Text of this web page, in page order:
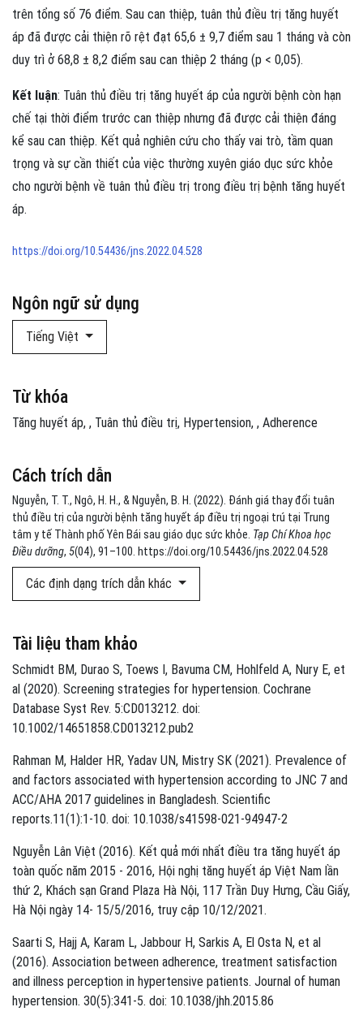
Ngôn ngữ sử dụng
Tiếng Việt
Cách trích dẫn
Nguyễn, T. T., Ngô, H. H., & Nguyễn, B. H. (2022). Đánh giá thay đổi tuân
thủ điều trị của người bệnh tăng huyết áp điều trị ngoại trú tại Trung
tâm y tế Thành phố Yên Bái sau giáo dục sức khỏe. Tạp Chí Khoa học
Điều dưỡng, 5(04), 91–100. https://doi.org/10.54436/jns.2022.04.528
Các định dạng trích dẫn khác
trên tổng số 76 điểm. Sau can thiệp, tuân thủ điều trị tăng huyết
áp đã được cải thiện rõ rệt đạt 65,6 ± 9,7 điểm sau 1 tháng và còn
duy trì ở 68,8 ± 8,2 điểm sau can thiệp 2 tháng (p < 0,05).
Kết luận: Tuân thủ điều trị tăng huyết áp của người bệnh còn hạn
chế tại thời điểm trước can thiệp nhưng đã được cải thiện đáng
kể sau can thiệp. Kết quả nghiên cứu cho thấy vai trò, tầm quan
trọng và sự cần thiết của việc thường xuyên giáo dục sức khỏe
cho người bệnh về tuân thủ điều trị trong điều trị bệnh tăng huyết
áp.
https://doi.org/10.54436/jns.2022.04.528
Từ khóa
Tăng huyết áp , Tuân thủ điều trị Hypertension , Adherence
Tài liệu tham khảo
Schmidt BM, Durao S, Toews I, Bavuma CM, Hohlfeld A, Nury E, et
al (2020). Screening strategies for hypertension. Cochrane
Database Syst Rev. 5:CD013212. doi:
10.1002/14651858.CD013212.pub2
Rahman M, Halder HR, Yadav UN, Mistry SK (2021). Prevalence of
and factors associated with hypertension according to JNC 7 and
ACC/AHA 2017 guidelines in Bangladesh. Scientific
reports.11(1):1-10. doi: 10.1038/s41598-021-94947-2
Nguyễn Lân Việt (2016). Kết quả mới nhất điều tra tăng huyết áp
toàn quốc năm 2015 - 2016, Hội nghị tăng huyết áp Việt Nam lần
thứ 2, Khách sạn Grand Plaza Hà Nội, 117 Trần Duy Hưng, Cầu Giấy,
Hà Nội ngày 14- 15/5/2016, truy cập 10/12/2021.
Saarti S, Hajj A, Karam L, Jabbour H, Sarkis A, El Osta N, et al
(2016). Association between adherence, treatment satisfaction
and illness perception in hypertensive patients. Journal of human
hypertension. 30(5):341-5. doi: 10.1038/jhh.2015.86